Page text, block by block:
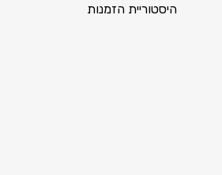
היסטוריית הזמנות